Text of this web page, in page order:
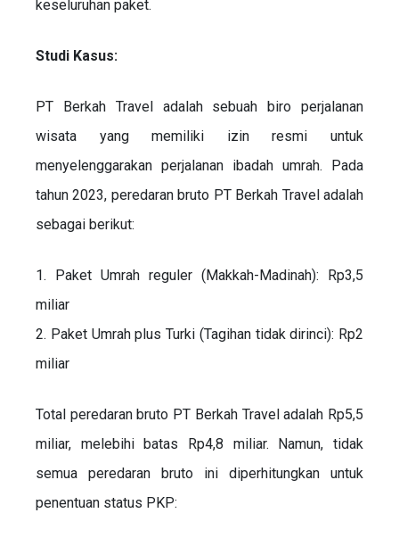
keseluruhan paket.
Studi Kasus:
PT Berkah Travel adalah sebuah biro perjalanan
wisata yang memiliki izin resmi untuk
menyelenggarakan perjalanan ibadah umrah. Pada
tahun 2023, peredaran bruto PT Berkah Travel adalah
sebagai berikut:
1. Paket Umrah reguler (Makkah-Madinah): Rp3,5
miliar
2. Paket Umrah plus Turki (Tagihan tidak dirinci): Rp2
miliar
Total peredaran bruto PT Berkah Travel adalah Rp5,5
miliar, melebihi batas Rp4,8 miliar. Namun, tidak
semua peredaran bruto ini diperhitungkan untuk
penentuan status PKP: